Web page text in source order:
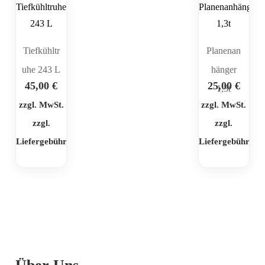
Tiefkühltr
uhe 243 L
45,00€
zzgl. MwSt.
zzgl.
Liefergebühr
Planenan
hänger
1,3t
25,00 €
zzgl. MwSt.
zzgl.
Liefergebühr